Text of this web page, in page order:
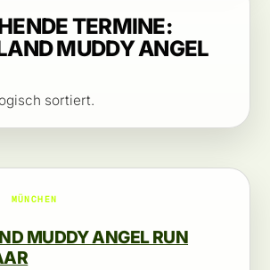
TERMINE:
MUDDY ANGEL
sortiert.
MÜNCHEN
MUDDY ANGEL RUN